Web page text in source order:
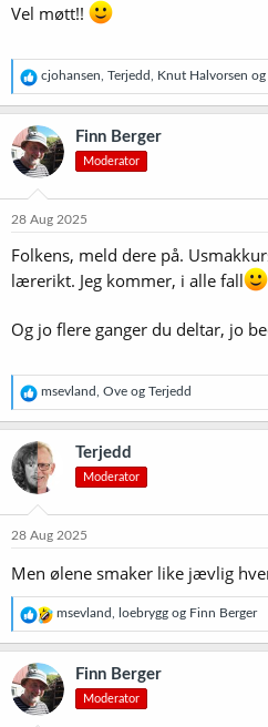
Vel møtt!!
R
e
a
k
s
j
o
e
:
cjohansen Terjedd Knut Halvorsen og
Finn Berger
Moderator
28 Aug 2025
Folkens, meld dere på.
lærerikt. Jeg kommer, i alle fall
Og jo flere ganger du deltar, jo
R
e
a
k
s
j
o
e
msevland Ove og Terjedd
Terjedd
Moderator
28 Aug 2025
Men ølene smaker like jævlig
R
e
a
s
j
msevland loebrygg og Finn Berger
Finn Berger
Moderator